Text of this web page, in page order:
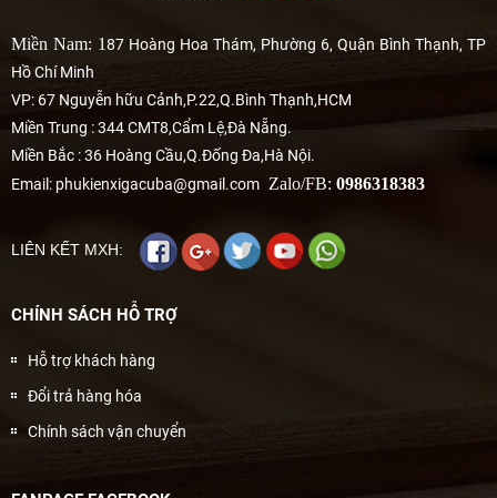
Miền Nam: 187 Hoàng Hoa Thám, Phường 6, Quận Bình Thạnh, TP
Hồ Chí Minh
VP: 67 Nguyễn hữu Cảnh,P.22,Q.Bình Thạnh,HCM
Miền Trung : 344 CMT8,Cẩm Lệ,Đà Nẵng.
Miền Bắc : 36 Hoàng Cầu,Q.Đống Đa,Hà Nội.
Email: phukienxigacuba@gmail.com Zalo/FB: 0986318383
LIÊN KẾT MXH:
CHÍNH SÁCH HỖ TRỢ
Hỗ trợ khách hàng
Đổi trả hàng hóa
Chính sách vận chuyển